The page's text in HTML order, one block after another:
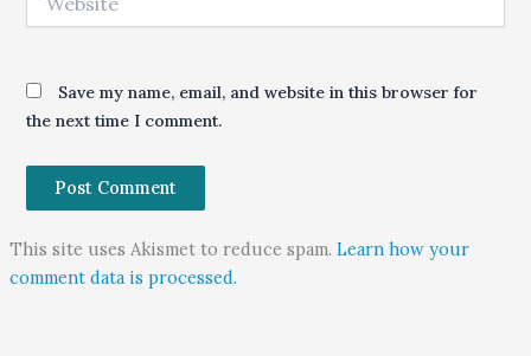
Save my name, email, and website in this browser for
the next time I comment.
This site uses Akismet to reduce spam. Learn how your
comment data is processed.